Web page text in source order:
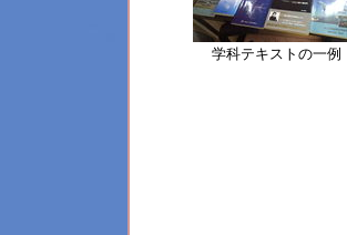
学科テキストの一例